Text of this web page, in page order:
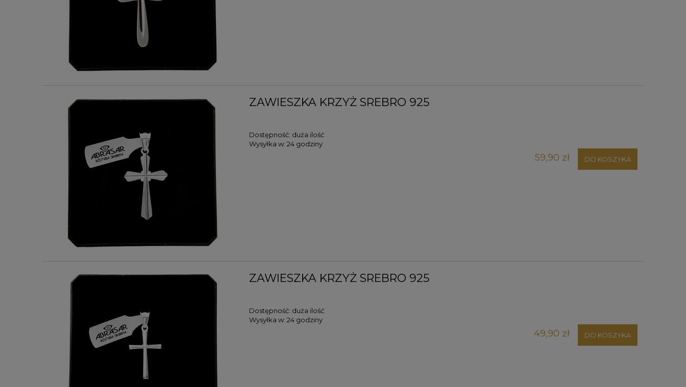
ZAWIESZKA KRZYŻ SREBRO 925
Dostępność: duża ilość
Wysyłka w: 24 godziny
59,90 zł DO KOSZYKA
ZAWIESZKA KRZYŻ SREBRO 925
Dostępność: duża ilość
Wysyłka w: 24 godziny
49,90 zł DO KOSZYKA